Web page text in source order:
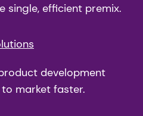
single, efficient premix.
development
market faster.